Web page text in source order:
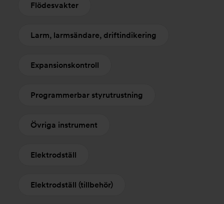
Flödesvakter
Larm, larmsändare, driftindikering
Expansionskontroll
Programmerbar styrutrustning
Övriga instrument
Elektrodställ
Elektrodställ (tillbehör)